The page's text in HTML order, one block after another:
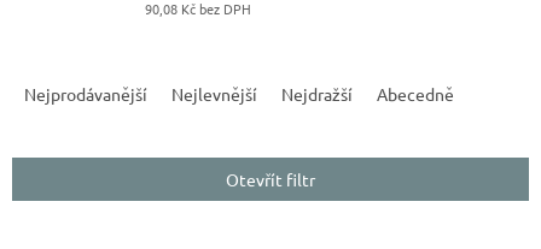
90,08 Kč
í
Nejprodávanější Nejlevnější Nejdražší Abecedně
Otevřít filtr